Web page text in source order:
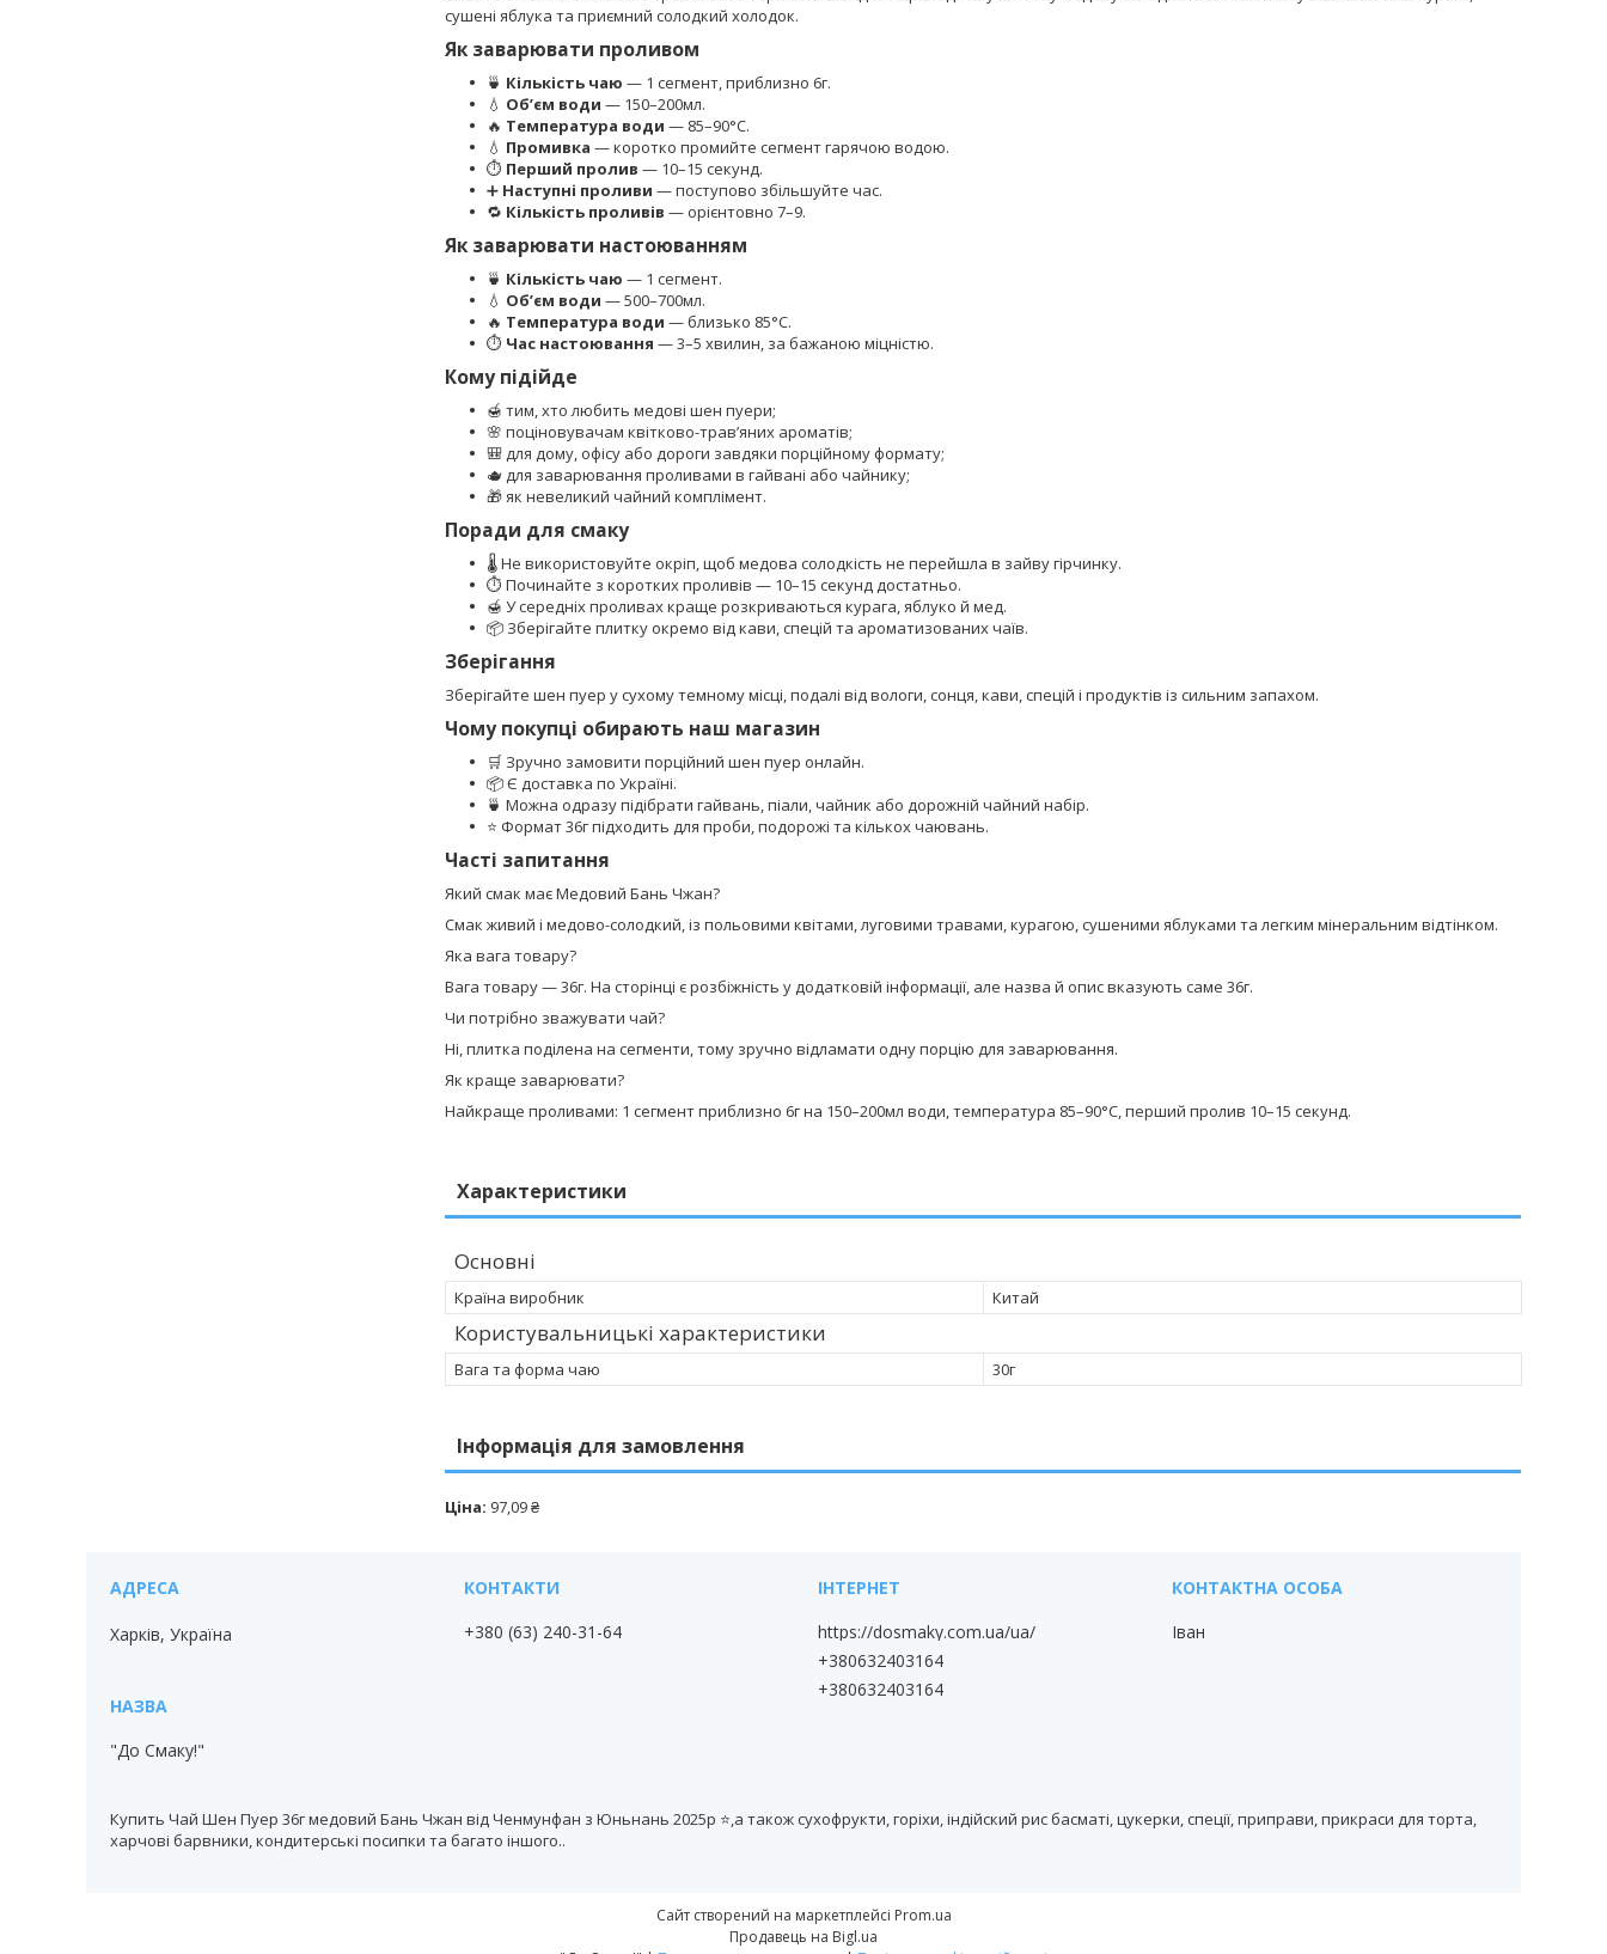
сушені яблука та приємний солодкий холодок.
Як заварювати проливом
🍵 Кількість чаю — 1 сегмент, приблизно 6г.
💧 Об’єм води — 150–200мл.
🔥 Температура води — 85–90°C.
💧 Промивка — коротко промийте сегмент гарячою водою.
⏱️ Перший пролив — 10–15 секунд.
➕ Наступні проливи — поступово збільшуйте час.
🔁 Кількість проливів — орієнтовно 7–9.
Як заварювати настоюванням
🍵 Кількість чаю — 1 сегмент.
💧 Об’єм води — 500–700мл.
🔥 Температура води — близько 85°C.
⏱️ Час настоювання — 3–5 хвилин, за бажаною міцністю.
Кому підійде
🍯 тим, хто любить медові шен пуери;
🌸 поціновувачам квітково-трав’яних ароматів;
🎒 для дому, офісу або дороги завдяки порційному формату;
🫖 для заварювання проливами в гайвані або чайнику;
🎁 як невеликий чайний комплімент.
Поради для смаку
🌡️ Не використовуйте окріп, щоб медова солодкість не перейшла в зайву гірчинку.
⏱️ Починайте з коротких проливів — 10–15 секунд достатньо.
🍯 У середніх проливах краще розкриваються курага, яблуко й мед.
📦 Зберігайте плитку окремо від кави, спецій та ароматизованих чаїв.
Зберігання
Зберігайте шен пуер у сухому темному місці, подалі від вологи, сонця, кави, спецій і продуктів із сильним запахом.
Чому покупці обирають наш магазин
🛒 Зручно замовити порційний шен пуер онлайн.
📦 Є доставка по Україні.
🍵 Можна одразу підібрати гайвань, піали, чайник або дорожній чайний набір.
⭐ Формат 36г підходить для проби, подорожі та кількох чаювань.
Часті запитання
Який смак має Медовий Бань Чжан?
Смак живий і медово-солодкий, із польовими квітами, луговими травами, курагою, сушеними яблуками та легким мінеральним відтінком.
Яка вага товару?
Вага товару — 36г. На сторінці є розбіжність у додатковій інформації, але назва й опис вказують саме 36г.
Чи потрібно зважувати чай?
Ні, плитка поділена на сегменти, тому зручно відламати одну порцію для заварювання.
Як краще заварювати?
Найкраще проливами: 1 сегмент приблизно 6г на 150–200мл води, температура 85–90°C, перший пролив 10–15 секунд.
Характеристики
Основні
Країна виробник Китай
Користувальницькі характеристики
Вага та форма чаю 30г
Інформація для замовлення
Ціна: 97,09 ₴
Харків, Україна
"До Смаку!"
+380 (63) 240-31-64
https://dosmaky.com.ua/ua/
+380632403164
+380632403164
Іван
Купить Чай Шен Пуер 36г медовий Бань Чжан від Ченмунфан з Юньнань 2025р ⭐,а також сухофрукти, горіхи, індійский рис басматі, цукерки, спеції, приправи, прикраси для торта,
харчові барвники, кондитерські посипки та багато іншого..
Сайт створений на маркетплейсі Prom.ua
Продавець на Bigl.ua